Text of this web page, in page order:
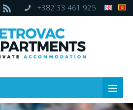
+382 33 461 925